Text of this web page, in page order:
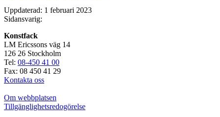
Uppdaterad: 1 februari 2023
Sidansvarig:
Konstfack
LM Ericssons väg 14
126 26 Stockholm
Tel: 08-450 41 00
Fax: 08 450 41 29
Kontakta oss
Om webbplatsen
Tillgänglighetsredogörelse